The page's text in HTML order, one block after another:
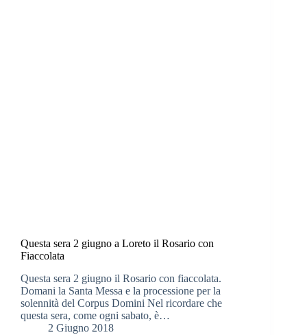
Questa sera 2 giugno a Loreto il Rosario con
Fiaccolata
Questa sera 2 giugno il Rosario con fiaccolata.
Domani la Santa Messa e la processione per la
solennità del Corpus Domini Nel ricordare che
questa sera, come ogni sabato, è…
2 Giugno 2018